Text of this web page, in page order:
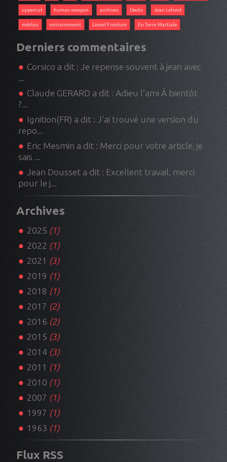
uppercut human weapon archives Decès Jean Lafond
médias entrainement Lionel Froidure En Terre Martiale
Derniers commentaires
Corsico a dit : Je repense souvent à jean avec
...
Claude GERARD a dit : Adieu l’ami À bientôt
?...
Ignition(FR) a dit : J'ai trouvé une version du
repo...
Eric Mesmin a dit : Merci pour votre article, je
sais ...
Jean Dousset a dit : Excellent travail, merci
pour le j...
Archives
2025 (1)
2022 (1)
2021 (3)
2019 (1)
2018 (1)
2017 (2)
2016 (2)
2015 (3)
2014(3)
2011 (1)
2010 (1)
2007 (1)
1997 (1)
1963 (1)
Flux RSS